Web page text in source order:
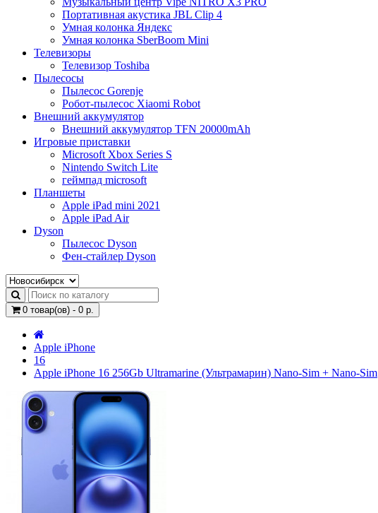
Портативная акустика JBL Clip 4
Умная колонка Яндекс
Умная колонка SberBoom Mini
Телевизоры
Телевизор Toshiba
Пылесосы
Пылесос Gorenje
Робот-пылесос Xiaomi Robot
Внешний аккумулятор
Внешний аккумулятор TFN 20000mAh
Игровые приставки
Microsoft Xbox Series S
Nintendo Switch Lite
геймпад microsoft
Планшеты
Apple iPad mini 2021
Apple iPad Air
Dyson
Пылесос Dyson
Фен-стайлер Dyson
0 товар(ов) - 0 р.
Apple iPhone
16
Apple iPhone 16 256Gb Ultramarine (Ультрамарин) Nano-Sim + Nano-Sim